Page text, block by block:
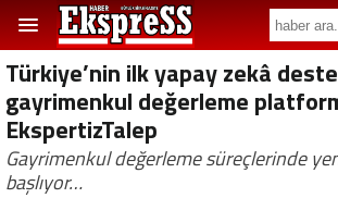
Türkiye’nin ilk yapay zekâ
gayrimenkul değerleme
EkspertizTalep
Gayrimenkul değerleme süreçlerinde
başlıyor…